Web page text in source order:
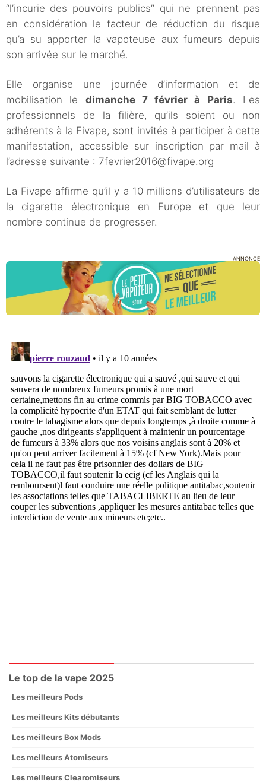
“l’incurie des pouvoirs publics” qui ne prennent pas
en considération le facteur de réduction du risque
qu’a su apporter la vapoteuse aux fumeurs depuis
son arrivée sur le marché.
Elle organise une journée d’information et de
mobilisation le dimanche 7 février à Paris. Les
professionnels de la filière, qu’ils soient ou non
adhérents à la Fivape, sont invités à participer à cette
manifestation, accessible sur inscription par mail à
l’adresse suivante : 7fevrier2016@fivape.org
La Fivape affirme qu’il y a 10 millions d’utilisateurs de
la cigarette électronique en Europe et que leur
nombre continue de progresser.
ANNONCE
Le top de la vape 2025
Les meilleurs Pods
Les meilleurs Kits débutants
Les meilleurs Box Mods
Les meilleurs Atomiseurs
Les meilleurs Clearomiseurs